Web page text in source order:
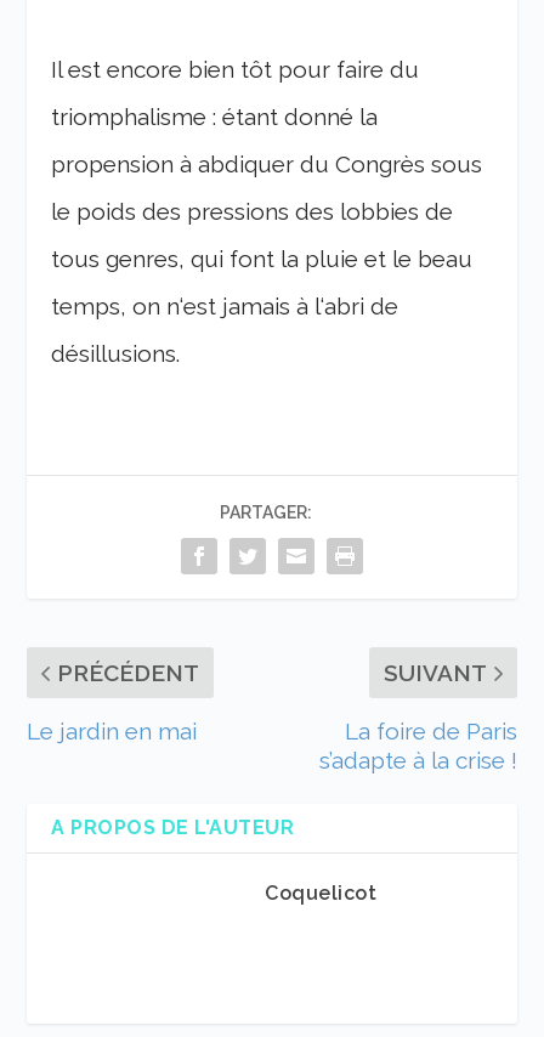
Il est encore bien tôt pour faire du
triomphalisme : étant donné la
propension à abdiquer du Congrès sous
le poids des pressions des lobbies de
tous genres, qui font la pluie et le beau
temps, on n‘est jamais à l‘abri de
désillusions.
PARTAGER:
PRÉCÉDENT
Le jardin en mai
SUIVANT
La foire de Paris
s’adapte à la crise !
A PROPOS DE L'AUTEUR
Coquelicot